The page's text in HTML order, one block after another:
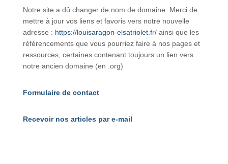
Notre site a dû changer de nom de domaine. Merci de
mettre à jour vos liens et favoris vers notre nouvelle
adresse : https://louisaragon-elsatriolet.fr/ ainsi que les
référencements que vous pourriez faire à nos pages et
ressources, certaines contenant toujours un lien vers
notre ancien domaine (en .org)
Formulaire de contact
Recevoir nos articles par e-mail